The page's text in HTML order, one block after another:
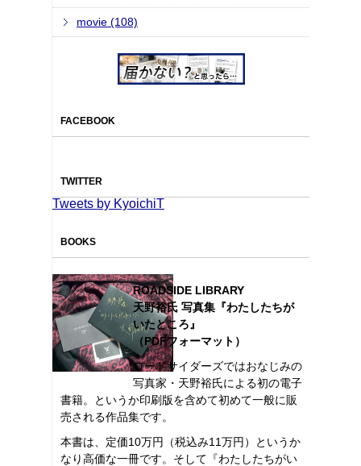
movie (108)
FACEBOOK
TWITTER
Tweets by KyoichiT
BOOKS
ROADSIDE LIBRARY
天野裕氏 写真集『わたしたちが
いたところ』
（PDFフォーマット）
ロードサイダーズではおなじみの
写真家・天野裕氏による初の電子
書籍。というか印刷版を含めて初めて一般に販
売される作品集です。
本書は、定価10万円（税込み11万円）というか
なり高価な一冊です。そして『わたしたちがい